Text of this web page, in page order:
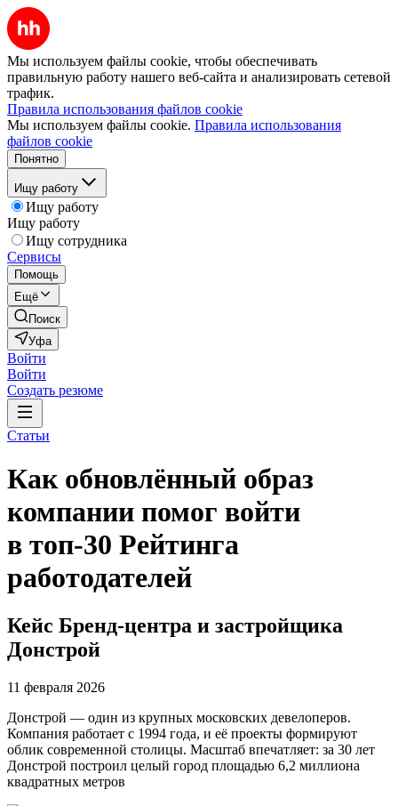
Мы используем файлы cookie, чтобы обеспечивать
правильную работу нашего веб-сайта и анализировать сетевой
трафик.
Правила использования файлов cookie
Мы используем файлы cookie. Правила использования
файлов cookie
Понятно
Ищу работу
Ищу работу
Ищу работу
Ищу сотрудника
Сервисы
Помощь
Ещё
Поиск
Уфа
Войти
Войти
Создать резюме
Статьи
Как обновлённый образ
компании помог войти
в топ-30 Рейтинга
работодателей
Кейс Бренд-центра и застройщика
Донстрой
11 февраля 2026
Донстрой — один из крупных московских девелоперов.
Компания работает с 1994 года, и её проекты формируют
облик современной столицы. Масштаб впечатляет: за 30 лет
Донстрой построил целый город площадью 6,2 миллиона
квадратных метров